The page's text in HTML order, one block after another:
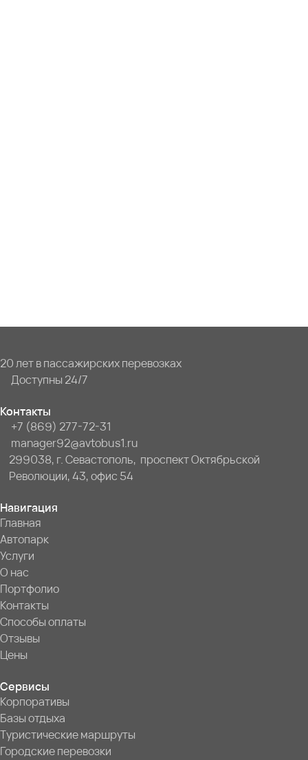
20 лет в пассажирских перевозках
Доступны 24/7
Контакты
+7 (869) 277-72-31
manager92@avtobus1.ru
299038, г. Севастополь, проспект Октябрьской
Революции, 43, офис 54
Навигация
Главная
Автопарк
Услуги
О нас
Портфолио
Контакты
Способы оплаты
Отзывы
Цены
Сервисы
Корпоративы
Базы отдыха
Туристические маршруты
Городские перевозки